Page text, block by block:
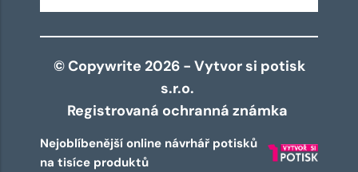
© Copywrite 2026 - Vytvor si potisk
s.r.o.
Registrovaná ochranná známka
Nejoblíbenější online návrhář potisků
na tisíce produktů